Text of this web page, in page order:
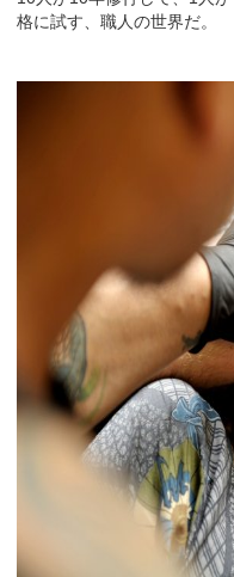
格に試す、職人の世界だ。